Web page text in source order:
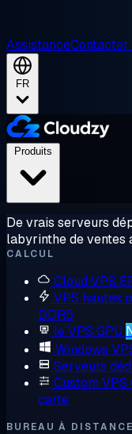
Assistance
FR
De vrais serveurs
labyrinthe de ventes
CALCUL
Cloud VPS
VPS hautes
DDR5
le VPS GPU
Windows
Serveurs
Custom VPS
carte
BUREAU À DISTANCE